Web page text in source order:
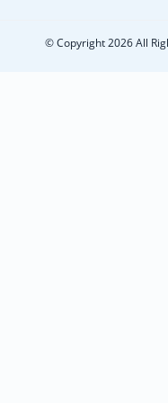
© Copyright 2026 All